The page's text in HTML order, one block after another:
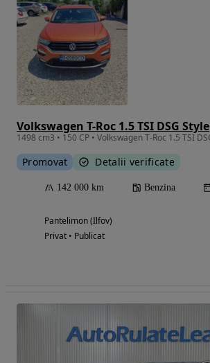
Volkswagen T-Roc 1.5 TSI DSG Style
Promovat Detalii verificate
142 000 km Benzina
Pantelimon (Ilfov)
Privat • Publicat